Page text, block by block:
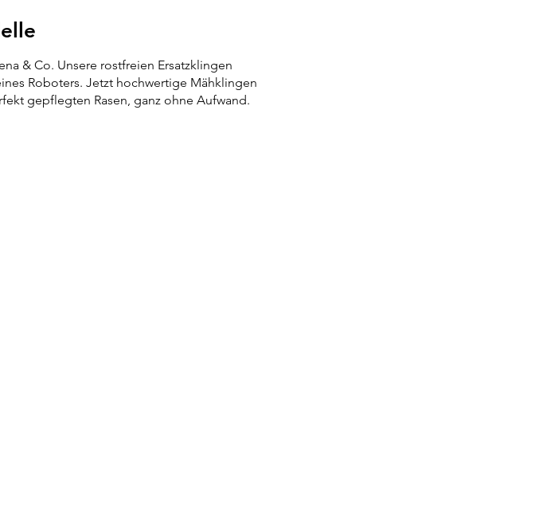
& Co. Unsere rostfreien Ersatzklingen
Roboters. Jetzt hochwertige Mähklingen
gepflegten Rasen, ganz ohne Aufwand.